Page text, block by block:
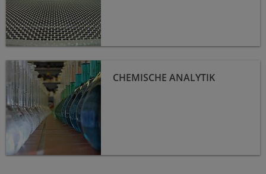
Chemische Analytik
CHEMISCHE ANALYTIK